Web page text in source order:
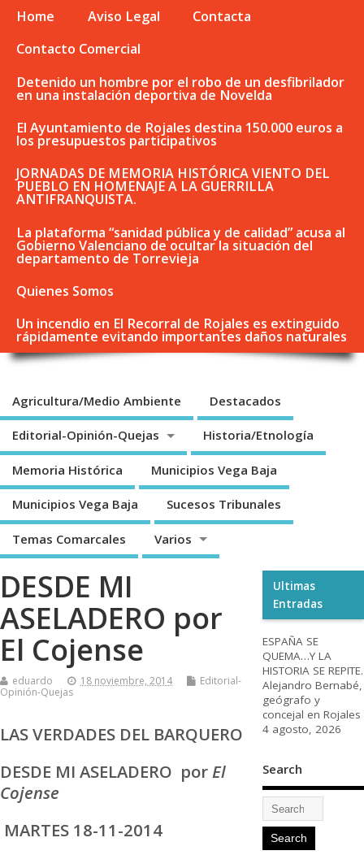
Home Aviso Legal
Contacta
Contacto Comercial
Detenido un hombre por el robo de un desfibrilador
en una instalación deportiva de Novelda
El Ayuntamiento de Rojales destina 150.000 euros a
los presupuestos participativos
JORNADAS DE MEMORIA HISTÓRICA VIENTO DEL
PUEBLO EN HOMENAJE A LA GUERRILLA
ANTIFRANQUISTA.
La plataforma “sanidad pública y de calidad” acusa al
Gobierno Valenciano de ocultar la situación del
departamento de Torrevieja
Quienes Somos
Un incendio en El Recorral de Rojales es extinguido
rápidamente evitando importantes daños naturales
Agricultura/Medio Ambiente Destacados
Editorial-Opinión-Quejas Historia/Etnología
Memoria Histórica Municipios Vega Baja
Municipios Vega Baja Sucesos Tribunales
Temas Comarcales Varios
DESDE MI
ASELADERO por
El Cojense
eduardo 18 noviembre, 2014
Editorial-
Opinión-Quejas
LAS VERDADES DEL BARQUERO
DESDE MI ASELADERO porEl
Cojense
MARTES 18-11-2014
Ultimas
Entradas
ESPAÑA SE
QUEMA…Y LA
HISTORIA SE REPITE.
Alejandro Bernabé,
geógrafo y
concejal en Rojales
4 agosto, 2026
Search